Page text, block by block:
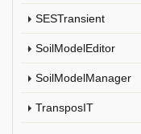
SESTransient
SoilModelEditor
SoilModelManager
TransposIT